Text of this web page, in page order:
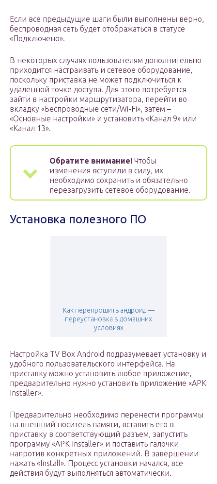
Если все предыдущие шаги были выполнены верно,
беспроводная сеть будет отображаться в статусе
«Подключено».
В некоторых случаях пользователям дополнительно
приходится настраивать и сетевое оборудование,
поскольку приставка не может подключиться к
удаленной точке доступа. Для этого потребуется
зайти в настройки маршрутизатора, перейти во
вкладку «Беспроводные сети/Wi-Fi», затем –
«Основные настройки» и установить «Канал 9» или
«Канал 13».
Обратите внимание! Чтобы
изменения вступили в силу, их
необходимо сохранить и обязательно
перезагрузить сетевое оборудование.
Установка полезного ПО
Как перепрошить андроид —
переустановка в домашних
условиях
Настройка TV Box Android подразумевает установку и
удобного пользовательского интерфейса. На
приставку можно установить любое приложение,
предварительно нужно установить приложение «APK
Installer».
Предварительно необходимо перенести программы
на внешний носитель памяти, вставить его в
приставку в соответствующий разъем, запустить
программу «APK Installer» и поставить галочки
напротив конкретных приложений. В завершении
нажать «Install». Процесс установки начался, все
действия будут выполняться автоматически.